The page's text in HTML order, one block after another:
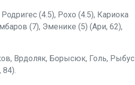
(4.5), Рохо (4.5), Кариока
(7), Эменике (5) (Ари, 62),
Врдоляк, Борысюк, Голь, Рыбус